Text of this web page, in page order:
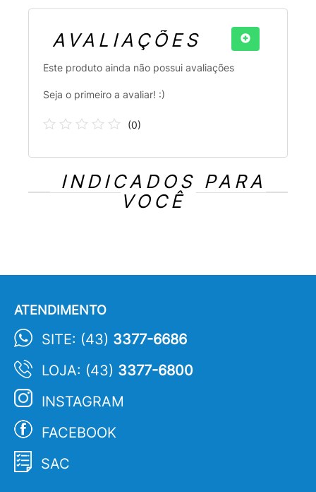
AVALIAÇÕES
Este produto ainda não possui avaliações
Seja o primeiro a avaliar! :)
(0)
INDICADOS PARA
VOCÊ
ATENDIMENTO
SITE: (43) 3377-6686
LOJA: (43) 3377-6800
INSTAGRAM
FACEBOOK
SAC